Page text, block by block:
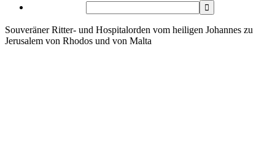
Souveräner Ritter- und Hospitalorden vom heiligen Johannes zu
Jerusalem von Rhodos und von Malta